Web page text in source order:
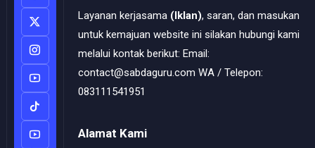
Layanan kerjasama (Iklan), saran, dan masukan
untuk kemajuan website ini silakan hubungi kami
melalui kontak berikut: Email:
contact@sabdaguru.com WA / Telepon:
083111541951
Alamat Kami